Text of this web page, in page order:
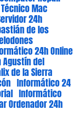
Técnico Mac
24h
de los
24h Online
Agustín del
de la Sierra
Informático 24
Informático
Ordenador 24h